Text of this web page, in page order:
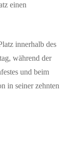
einen
innerhalb des
während der
und beim
in seiner zehnten